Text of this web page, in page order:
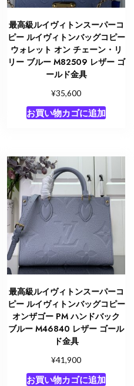
最高級ルイヴィトンスーパーコ
ピー ルイヴィトンバッグコピー
ウォレット オン チェーン・リ
リー ブルー M82509 レザー ゴ
ールド金具
¥35,600
お買い物カゴに追加
最高級ルイヴィトンスーパーコ
ピー ルイヴィトンバッグコピー
オンザゴー PM ハンドバック
ブルー M46840 レザー ゴール
ド金具
¥41,900
お買い物カゴに追加